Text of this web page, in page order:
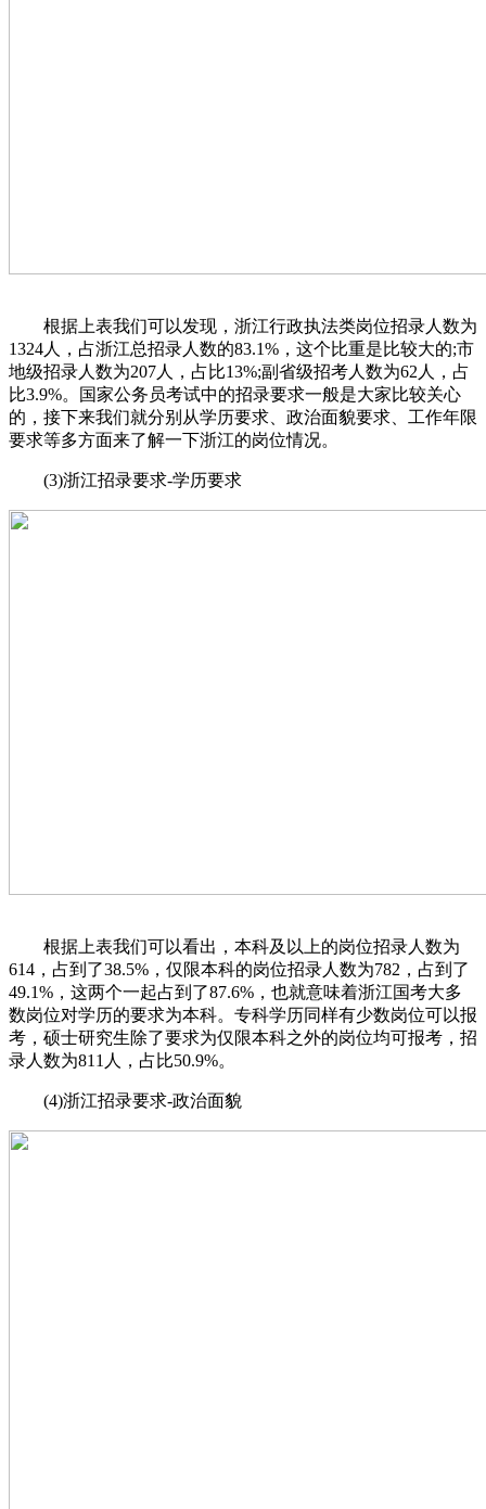
根据上表我们可以发现，浙江行政执法类岗位招录人数为
1324人，占浙江总招录人数的83.1%，这个比重是比较大的;市
地级招录人数为207人，占比13%;副省级招考人数为62人，占
比3.9%。国家公务员考试中的招录要求一般是大家比较关心
的，接下来我们就分别从学历要求、政治面貌要求、工作年限
要求等多方面来了解一下浙江的岗位情况。
(3)浙江招录要求-学历要求
根据上表我们可以看出，本科及以上的岗位招录人数为
614，占到了38.5%，仅限本科的岗位招录人数为782，占到了
49.1%，这两个一起占到了87.6%，也就意味着浙江国考大多
数岗位对学历的要求为本科。专科学历同样有少数岗位可以报
考，硕士研究生除了要求为仅限本科之外的岗位均可报考，招
录人数为811人，占比50.9%。
(4)浙江招录要求-政治面貌